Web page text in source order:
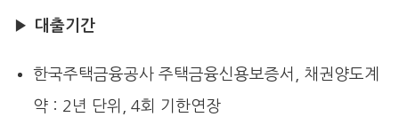
▶ 대출기간
한국주택금융공사 주택금융신용보증서, 채권양도계
약 : 2년 단위, 4회 기한연장